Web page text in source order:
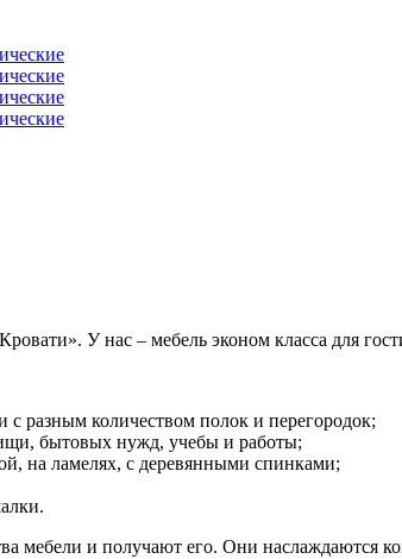
У нас – мебель эконом класса для
разным количеством полок и перегородок;
бытовых нужд, учебы и работы;
на ламелях, с деревянными спинками;
мебели и получают его. Они наслаждаются